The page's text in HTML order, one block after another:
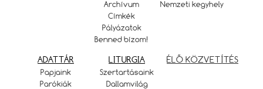
Archívum
Címkék
Pályázatok
Benned bízom!
Nemzeti kegyhely
ADATTÁR
Papjaink
Parókiák
LITURGIA
Szertartásaink
Dallamvilág
ÉLŐ KÖZVETÍTÉS